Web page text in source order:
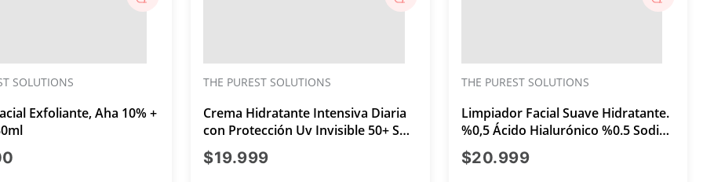
SOLUTIONS
Exfoliante, Aha 10% +
THE PUREST SOLUTIONS
Crema Hidratante Intensiva Diaria
con Protección Uv Invisible 50+ Spf
50ml
$19.999precio actual $19.999
THE PUREST SOLUTIONS
Limpiador Facial Suave Hidratante.
%0,5 Ácido Hialurónico %0.5 Sodio
Pca + Ceramida 200ml
$20.999precio actual $20.999